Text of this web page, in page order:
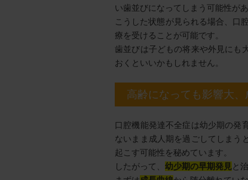
い歯並びになってしまう可能性があ
こうした状態が見られる場合、口
療を受けることが可能です。
歯並びは子どもの将来や外見にも
おくといいかもしれません。
高齢になっても影響大
口腔機能発達不全症は幼少期の発
ないまま成人期を過ごしてしまう
起こす可能性を秘めています。
したがって、 幼少期の早期発見と